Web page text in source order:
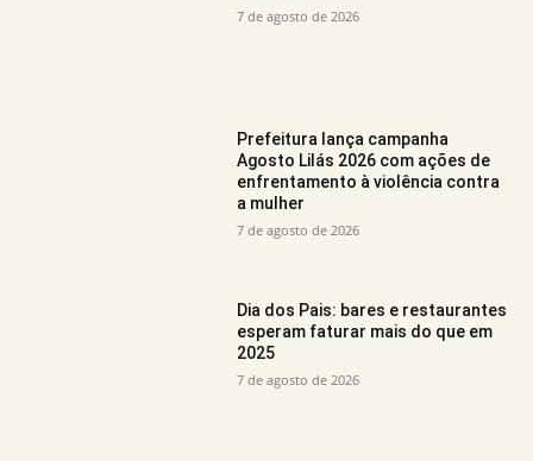
7 de agosto de 2026
Prefeitura lança campanha
Agosto Lilás 2026 com ações de
enfrentamento à violência contra
a mulher
7 de agosto de 2026
Dia dos Pais: bares e restaurantes
esperam faturar mais do que em
2025
7 de agosto de 2026